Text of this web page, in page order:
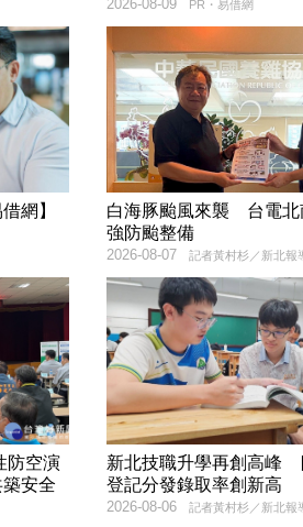
PR・易借網
2026-08-09
網】
白海豚颱風來襲 台電北
強防颱整備
記者黃村杉／新北報
2026-08-07
防空演
安全
新北技職升學再創高峰
登記分發錄取率創新高
記者黃村杉／新北報
2026-08-06